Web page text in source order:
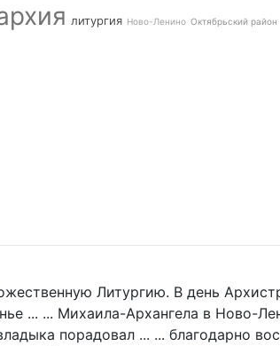
литургия Ново-Ленино Октябрьский район
Литургию. В день
... ... Михаила-Архангела в Ново-
порадовал ... ... благодарно